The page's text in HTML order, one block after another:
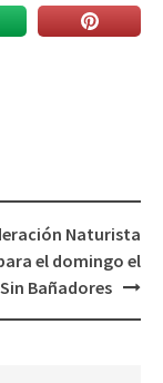
Naturista
el domingo el
Bañadores